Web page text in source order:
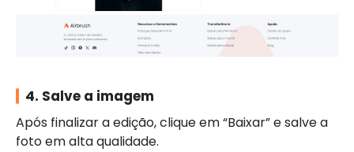
4. Salve a imagem
Após finalizar a edição, clique em “Baixar” e salve a
foto em alta qualidade.